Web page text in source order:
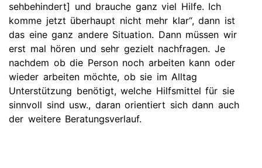
sehbehindert] und brauche ganz viel Hilfe. Ich
komme jetzt überhaupt nicht mehr klar“, dann ist
das eine ganz andere Situation. Dann müssen wir
erst mal hören und sehr gezielt nachfragen. Je
nachdem ob die Person noch arbeiten kann oder
wieder arbeiten möchte, ob sie im Alltag
Unterstützung benötigt, welche Hilfsmittel für sie
sinnvoll sind usw., daran orientiert sich dann auch
der weitere Beratungsverlauf.